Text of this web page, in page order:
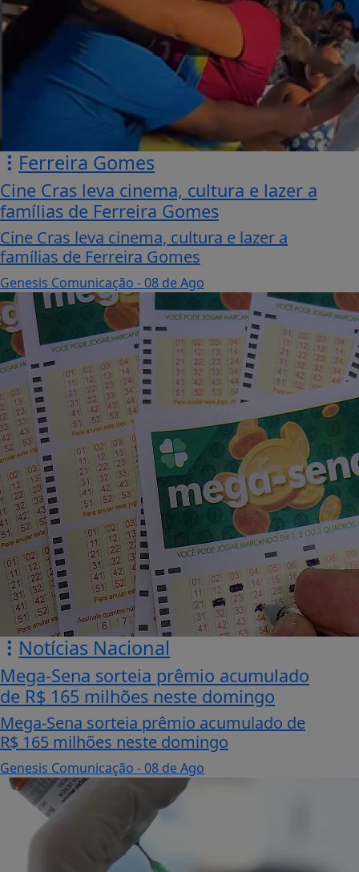
Ferreira Gomes
Cine Cras leva cinema, cultura e lazer a
famílias de Ferreira Gomes
Cine Cras leva cinema, cultura e lazer a
famílias de Ferreira Gomes
Genesis Comunicação - 08 de Ago
Notícias Nacional
Mega-Sena sorteia prêmio acumulado
de R$ 165 milhões neste domingo
Mega-Sena sorteia prêmio acumulado de
R$ 165 milhões neste domingo
Genesis Comunicação - 08 de Ago